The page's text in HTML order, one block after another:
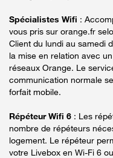
Spécialistes Wifi :
vous pris sur orange.fr
Client du lundi au samedi
la mise en relation avec
réseaux Orange. Le
communication normale
forfait mobile.
Répéteur Wifi 6 : Les
nombre de répéteurs
logement. Le répéteur
votre Livebox en Wi-Fi 6